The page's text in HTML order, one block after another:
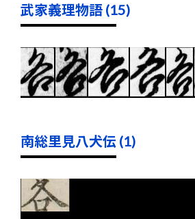
武家義理物語 (15)
南総里見八犬伝 (1)